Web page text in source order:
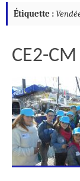
Étiquette :
CE2-